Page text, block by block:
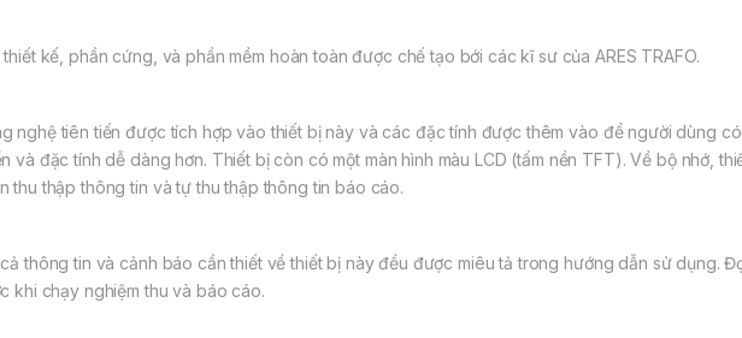
thiết kế, phần cứng, và phần mềm hoàn toàn được chế tạo bới các kĩ sư của ARES TRAFO.
nghệ tiên tiến được tích hợp vào thiết bị này và các đặc tính được thêm vào để người dùng
và đặc tính dễ dàng hơn. Thiết bị còn có một màn hình màu LCD (tấm nền TFT). Về bộ nhớ,
thu thập thông tin và tự thu thập thông tin báo cáo.
thông tin và cảnh báo cần thiết về thiết bị này đều được miêu tả trong hướng dẫn sử dụng.
khi chạy nghiệm thu và báo cáo.